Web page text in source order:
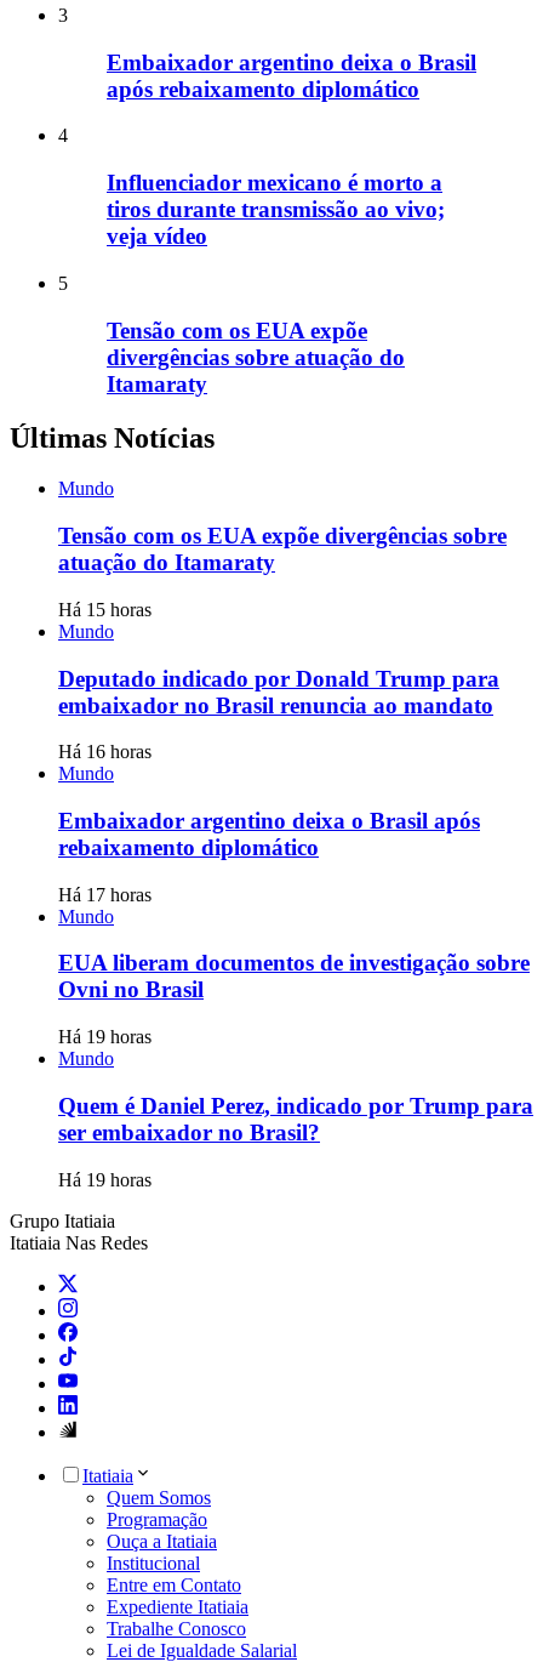
3
Embaixador argentino deixa o Brasil
após rebaixamento diplomático
4
Influenciador mexicano é morto a
tiros durante transmissão ao vivo;
veja vídeo
5
Tensão com os EUA expõe
divergências sobre atuação do
Itamaraty
Últimas Notícias
Mundo
Tensão com os EUA expõe divergências sobre
atuação do Itamaraty
Há 15 horas
Mundo
Deputado indicado por Donald Trump para
embaixador no Brasil renuncia ao mandato
Há 16 horas
Mundo
Embaixador argentino deixa o Brasil após
rebaixamento diplomático
Há 17 horas
Mundo
EUA liberam documentos de investigação sobre
Ovni no Brasil
Há 19 horas
Mundo
Quem é Daniel Perez, indicado por Trump para
ser embaixador no Brasil?
Há 19 horas
Grupo Itatiaia
Itatiaia Nas Redes
Itatiaia
Quem Somos
Programação
Ouça a Itatiaia
Institucional
Entre em Contato
Expediente Itatiaia
Trabalhe Conosco
Lei de Igualdade Salarial